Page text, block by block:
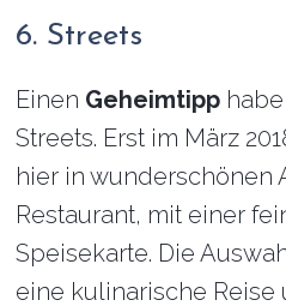
6. Streets
Einen Geheimtipp
Streets. Erst im März
hier in wunderschönen
Restaurant, mit einer
Speisekarte. Die
eine kulinarische Reise